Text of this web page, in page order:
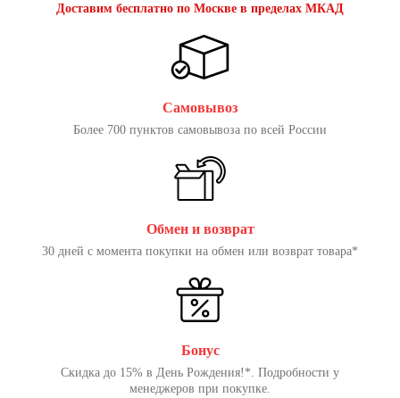
Доставим бесплатно по Москве в пределах МКАД
Самовывоз
Более 700 пунктов самовывоза по всей России
Обмен и возврат
30 дней с момента покупки на обмен или возврат товара*
Бонус
Скидка до 15% в День Рождения!*. Подробности у
менеджеров при покупке.